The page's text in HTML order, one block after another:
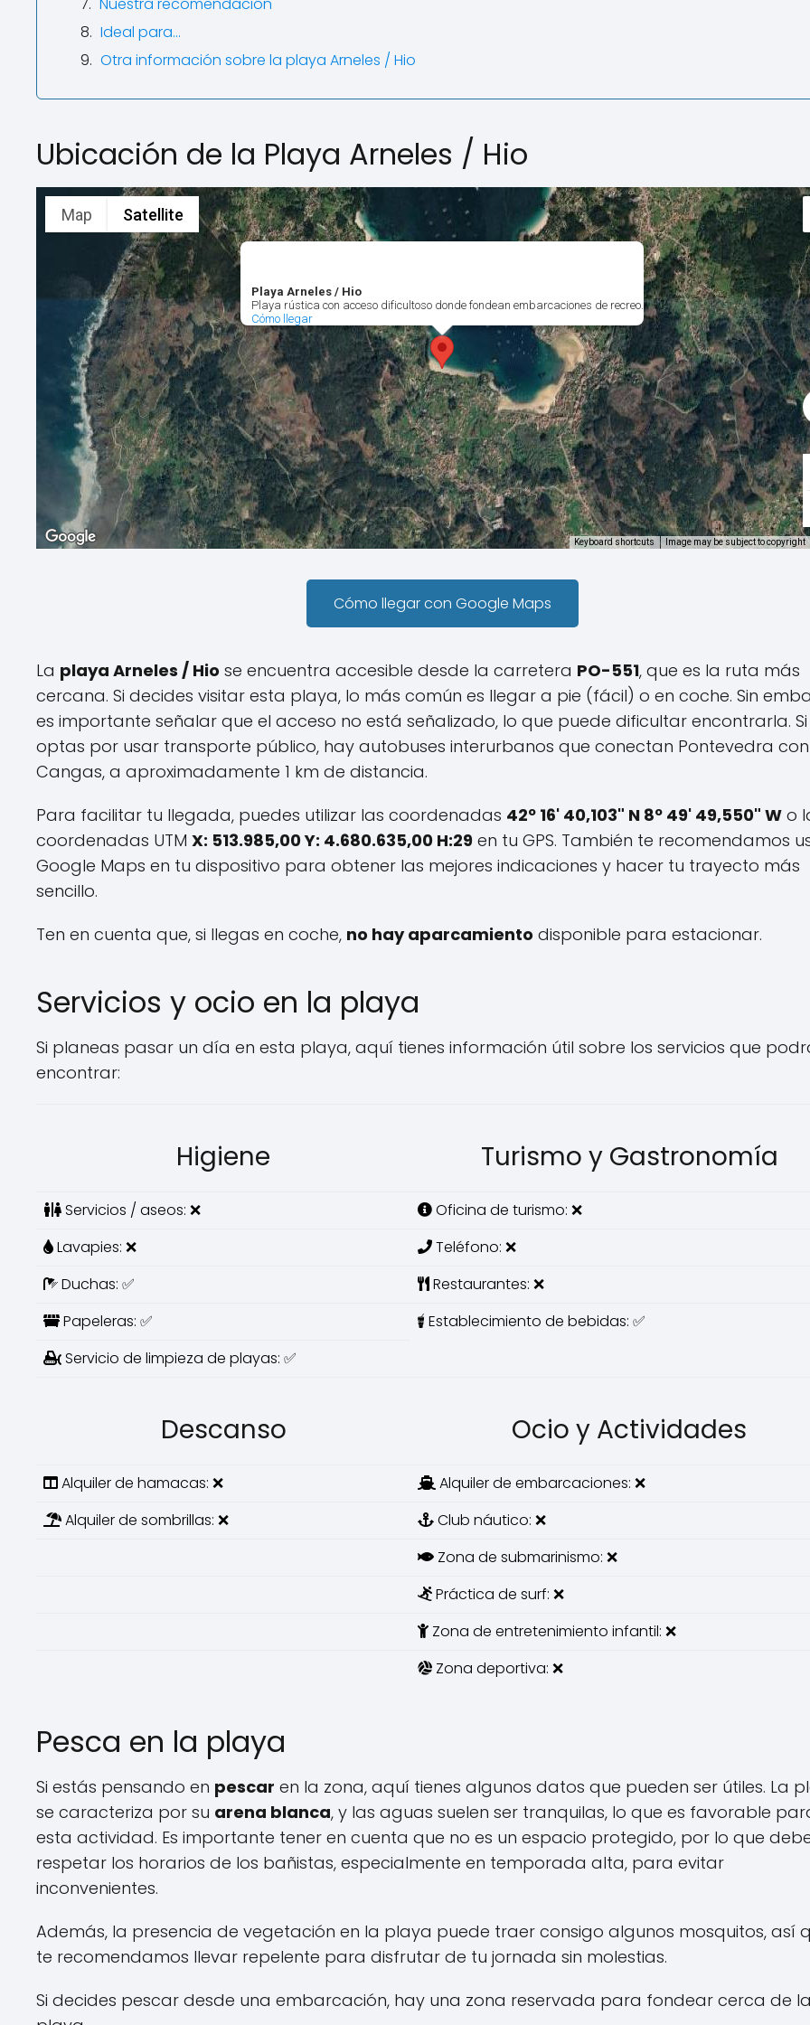
Ideal para…
Otra información sobre la playa Arneles / Hio
Ubicación de la Playa Arneles / Hio
Playa Arneles / Hio
Playa rústica con acceso dificultoso donde fondean embarcaciones de recreo.
Cómo llegar
Map Satellite
Keyboard shortcuts Image may be subject to copyright
Cómo llegar con Google Maps
La playa Arneles / Hio se encuentra accesible desde la carretera PO-551, que es la ruta más
cercana. Si decides visitar esta playa, lo más común es llegar a pie (fácil) o en coche. Sin
es importante señalar que el acceso no está señalizado, lo que puede dificultar encontrarla. Si
optas por usar transporte público, hay autobuses interurbanos que conectan Pontevedra con
Cangas, a aproximadamente 1 km de distancia.
Para facilitar tu llegada, puedes utilizar las coordenadas 42º 16' 40,103" N 8º 49' 49,550" W o
coordenadas UTM X: 513.985,00 Y: 4.680.635,00 H:29 en tu GPS. También te recomendamos
Google Maps en tu dispositivo para obtener las mejores indicaciones y hacer tu trayecto más
sencillo.
Ten en cuenta que, si llegas en coche, no hay aparcamiento disponible para estacionar.
Servicios y ocio en la playa
Si planeas pasar un día en esta playa, aquí tienes información útil sobre los servicios que
encontrar:
Higiene Turismo y Gastronomía
Servicios / aseos: ❌
Oficina de turismo: ❌
Lavapies: ❌
Teléfono: ❌
Duchas: ✅
Restaurantes: ❌
Papeleras: ✅
Establecimiento de bebidas: ✅
Servicio de limpieza de playas: ✅
Descanso Ocio y Actividades
Alquiler de hamacas: ❌
Alquiler de embarcaciones: ❌
Alquiler de sombrillas: ❌
Club náutico: ❌
Zona de submarinismo: ❌
Práctica de surf: ❌
Zona de entretenimiento infantil: ❌
Zona deportiva: ❌
Pesca en la playa
Si estás pensando en pescar en la zona, aquí tienes algunos datos que pueden ser útiles. La
se caracteriza por su arena blanca, y las aguas suelen ser tranquilas, lo que es favorable
esta actividad. Es importante tener en cuenta que no es un espacio protegido, por lo que
respetar los horarios de los bañistas, especialmente en temporada alta, para evitar
inconvenientes.
Además, la presencia de vegetación en la playa puede traer consigo algunos mosquitos, así
te recomendamos llevar repelente para disfrutar de tu jornada sin molestias.
Si decides pescar desde una embarcación, hay una zona reservada para fondear cerca de la